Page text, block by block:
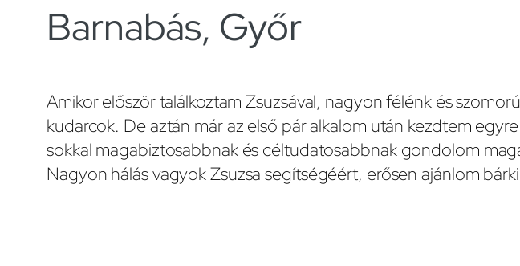
Barnabás, Győr
Amikor először találkoztam Zsuzsával, nagyon félénk és
kudarcok. De aztán már az első pár alkalom után kezdtem
sokkal magabiztosabbnak és céltudatosabbnak gondolom
Nagyon hálás vagyok Zsuzsa segítségéért, erősen ajánlom